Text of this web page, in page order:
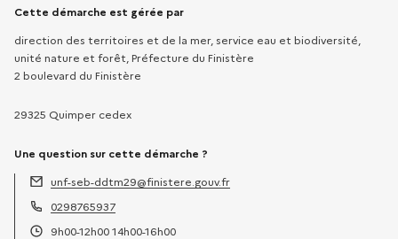
Informations sur la démarche
Cette démarche est gérée par
direction des territoires et de la mer, service eau et biodiversité,
unité nature et forêt, Préfecture du Finistère
2 boulevard du Finistère
29325 Quimper cedex
Une question sur cette démarche ?
Adresse électronique :
unf-seb-ddtm29@finistere.gouv.fr
Téléphone :
0298765937
9h00-12h00 14h00-16h00